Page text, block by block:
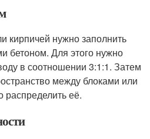
кирпичей нужно заполнить
бетоном. Для этого нужно
в соотношении 3:1:1. Затем
между блоками или
её.